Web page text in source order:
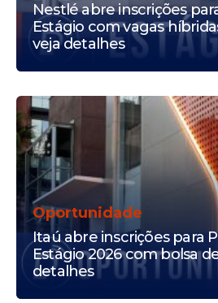
Nestlé abre inscrições
Estágio com vagas
veja detalhes
Oportunidade
Itaú abre inscrições para
Estágio 2026 com bolsa
detalhes